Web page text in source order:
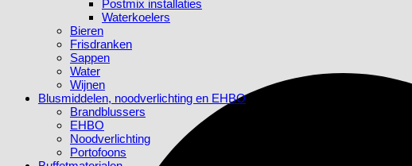
Postmix installaties
Waterkoelers
Bieren
Frisdranken
Sappen
Water
Wijnen
Blusmiddelen, noodverlichting en EHBO
Brandblussers
EHBO
Noodverlichting
Portofoons